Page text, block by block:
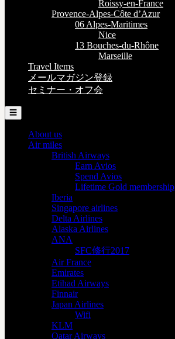
Roissy-en-France
Provence-Alpes-Côte d’Azur
06 Alpes-Maritimes
Nice
13 Bouches-du-Rhône
Marseille
Travel Items
メールマガジン登録
セミナー・オフ会
☰
About us
Air miles
British Airways
Earn Avios
Spend Avios
Lifetime Gold membership
Iberia
Singapore airlines
Delta Airlines
Alaska Airlines
ANA
SFC修行2017
Air France
Emirates
Etihad Airways
Finnair
Japan Airlines
Wifi
KLM
Qatar Airways